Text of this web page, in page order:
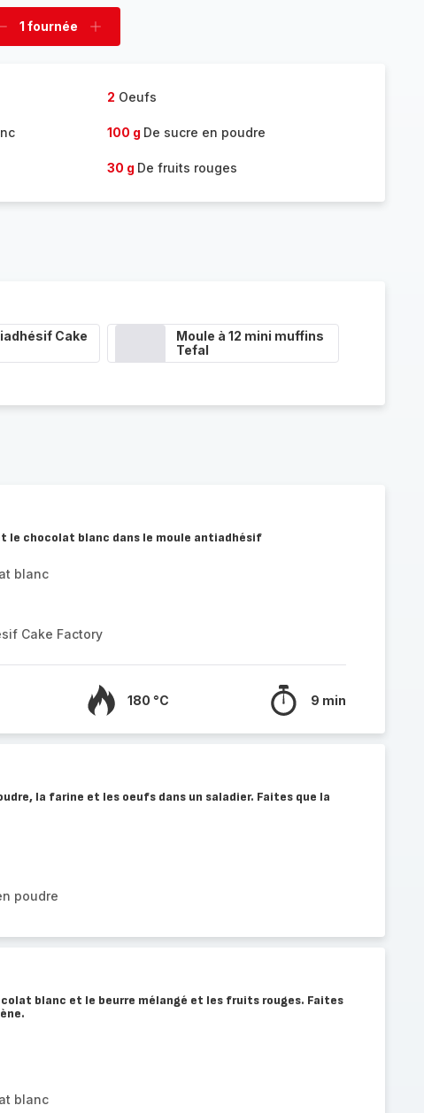
Supprimer
1 fournée
Ajouter
2 Oeufs
100 g De sucre en poudre
30 g De fruits rouges
Cake
Moule à 12 mini muffins
Tefal
le chocolat blanc dans le moule antiadhésif
blanc
Cake Factory
180 °C 9 min
la farine et les oeufs dans un saladier. Faites que la
poudre
blanc et le beurre mélangé et les fruits rouges. Faites
blanc